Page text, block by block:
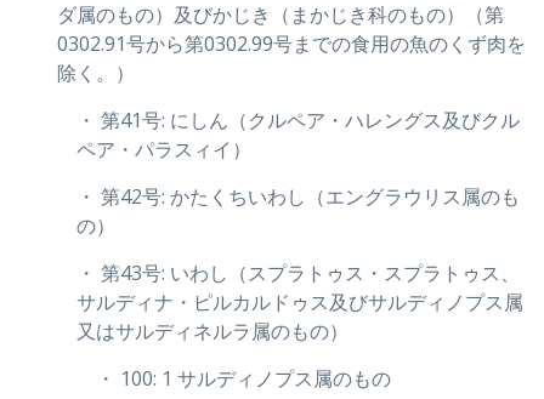
ダ属のもの）及びかじき（まかじき科のもの）（第
0302.91号から第0302.99号までの食用の魚のくず肉を
除く。）
・ 第41号: にしん（クルペア・ハレングス及びクル
ペア・パラスィイ）
・ 第42号: かたくちいわし（エングラウリス属のも
の）
・ 第43号: いわし（スプラトゥス・スプラトゥス、
サルディナ・ピルカルドゥス及びサルディノプス属
又はサルディネルラ属のもの）
・ 100: 1 サルディノプス属のもの